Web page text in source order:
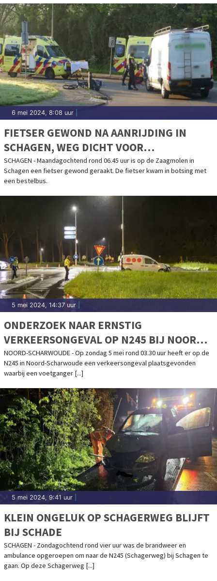
6 mei 2024, 8:08 uur
FIETSER GEWOND NA AANRIJDING IN
SCHAGEN, WEG DICHT VOOR
SPORENONDERZOEK
SCHAGEN - Maandagochtend rond 06.45 uur is op de Zaagmolen in
Schagen een fietser gewond geraakt. De fietser kwam in botsing met
een bestelbus.
5 mei 2024, 14:37 uur
ONDERZOEK NAAR ERNSTIG
VERKEERSONGEVAL OP N245 BIJ NOORD-
SCHARWOUDE
NOORD-SCHARWOUDE - Op zondag 5 mei rond 03.30 uur heeft er op de
N245 in Noord-Scharwoude een verkeersongeval plaatsgevonden
waarbij een voetganger [...]
5 mei 2024, 9:41 uur
KLEIN ONGELUK OP SCHAGERWEG BLIJFT
BIJ SCHADE
SCHAGEN - Zondagochtend rond vier uur was de brandweer en
ambulance opgeroepen om naar de N245 (Schagerweg) bij Schagen te
gaan. Op deze Schagerweg [...]